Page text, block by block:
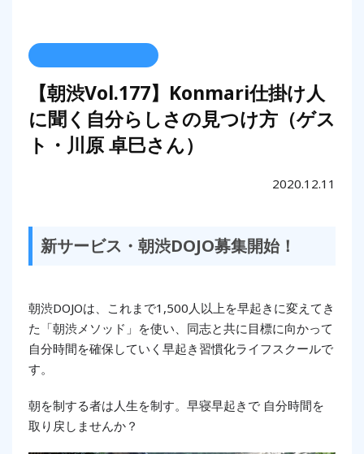
【朝渋Vol.177】Konmari仕掛け人
に聞く自分らしさの見つけ方（ゲス
ト・川原 卓巳さん）
2020.12.11
新サービス・朝渋DOJO募集開始！
朝渋DOJOは、これまで1,500人以上を早起きに変えてき
た「朝渋メソッド」を使い、同志と共に目標に向かって
自分時間を確保していく早起き習慣化ライフスクールで
す。
朝を制する者は人生を制す。早寝早起きで 自分時間を
取り戻しませんか？